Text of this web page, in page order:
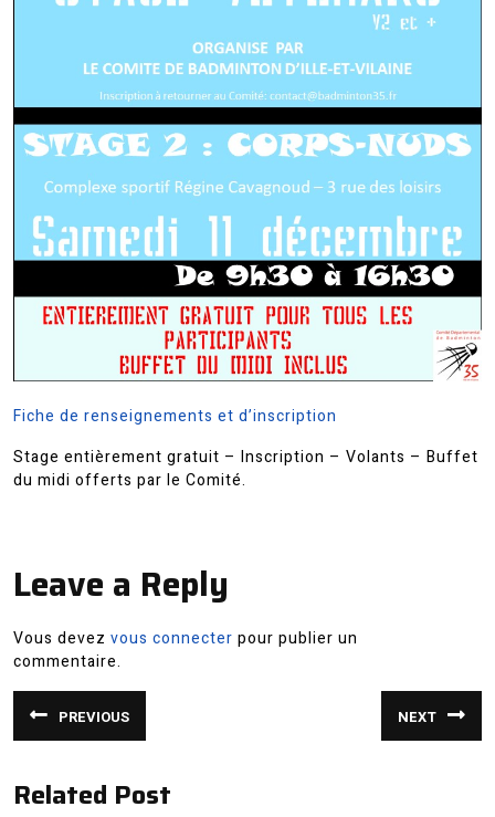
Fiche de renseignements et d’inscription
Stage entièrement gratuit – Inscription – Volants – Buffet
du midi offerts par le Comité.
Leave a Reply
Vous devez vous connecter pour publier un
commentaire.
Navigation
de
l’article
PREVIOUS
Article
précédent
NEXT
Article
suivant
Related Post